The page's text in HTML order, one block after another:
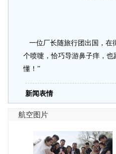
一位厂长随旅行团出国，在
个喷嚏，恰巧导游鼻子痒，
懂！”
新闻表情
航空图片